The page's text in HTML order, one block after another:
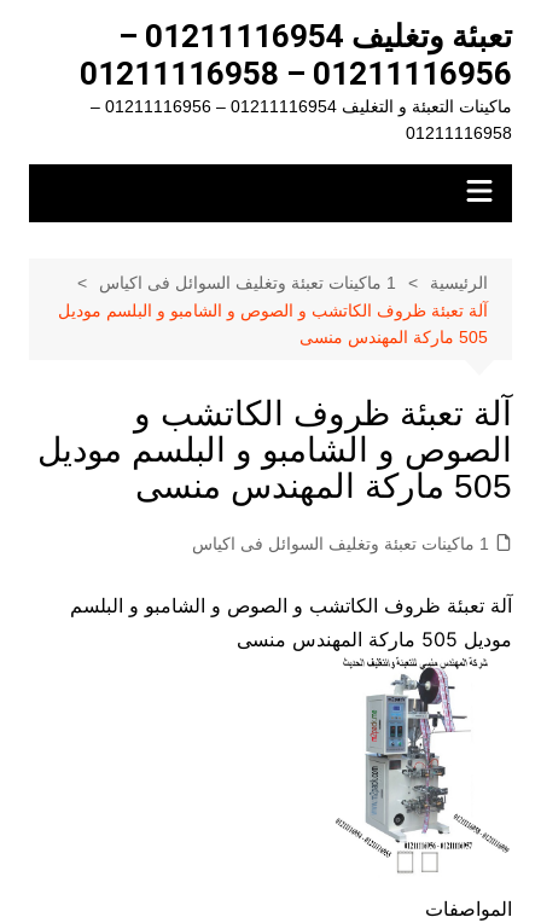
المحتوى
تعبئة وتغليف 01211116954 –
01211116956 – 01211116958
ماكينات التعبئة و التغليف 01211116954 – 01211116956 –
01211116958
الرئيسية
1 ماكينات تعبئة وتغليف السوائل فى اكياس
آلة تعبئة ظروف الكاتشب و الصوص و الشامبو و البلسم موديل
505 ماركة المهندس منسى
آلة تعبئة ظروف الكاتشب و
الصوص و الشامبو و البلسم موديل
505 ماركة المهندس منسى
1 ماكينات تعبئة وتغليف السوائل فى اكياس
آلة تعبئة ظروف الكاتشب و الصوص و الشامبو و البلسم
موديل 505 ماركة المهندس منسى
المواصفات